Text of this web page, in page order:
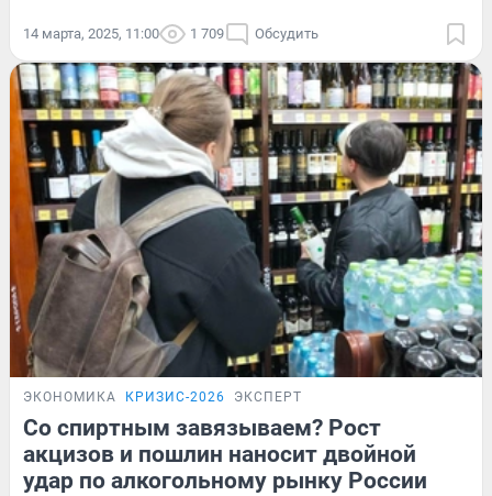
14 марта, 2025, 11:00 1 709 Обсудить
ЭКОНОМИКА КРИЗИС-2026 ЭКСПЕРТ
Со спиртным завязываем? Рост
акцизов и пошлин наносит двойной
удар по алкогольному рынку России